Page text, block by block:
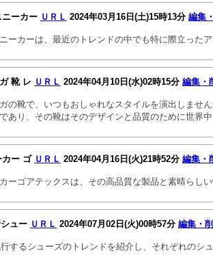
ーカー ＵＲＬ 2024年03月16日(土)15時13分 編集
ーカーは、最近のトレンドの中でも特に際立った
靴 レ ＵＲＬ 2024年04月10日(水)02時15分 編集・
の靴で、いつもおしゃれなスタイルを演出しませ
あり、その靴はそのデザインと品質のために世界
カー ゴ ＵＲＬ 2024年04月16日(火)21時52分 編集・
ーゴアテックスは、その高品質な製品と素晴らし
ュー ＵＲＬ 2024年07月02日(火)00時57分 編集・
するシューズのトレンドを紹介し、それぞれのシ